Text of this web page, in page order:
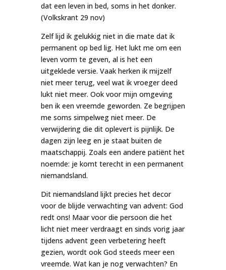
dat een leven in bed, soms in het donker.
(Volkskrant 29 nov)
Zelf lijd ik gelukkig niet in die mate dat ik
permanent op bed lig. Het lukt me om een
leven vorm te geven, al is het een
uitgeklede versie. Vaak herken ik mijzelf
niet meer terug, veel wat ik vroeger deed
lukt niet meer. Ook voor mijn omgeving
ben ik een vreemde geworden. Ze begrijpen
me soms simpelweg niet meer. De
verwijdering die dit oplevert is pijnlijk. De
dagen zijn leeg en je staat buiten de
maatschappij. Zoals een andere patiënt het
noemde: je komt terecht in een permanent
niemandsland.
Dit niemandsland lijkt precies het decor
voor de blijde verwachting van advent: God
redt ons! Maar voor die persoon die het
licht niet meer verdraagt en sinds vorig jaar
tijdens advent geen verbetering heeft
gezien, wordt ook God steeds meer een
vreemde. Wat kan je nog verwachten? En